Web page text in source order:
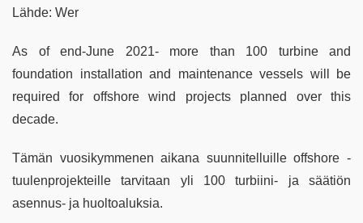
Lähde: Wer
As of end-June 2021- more than 100 turbine and
foundation installation and maintenance vessels will be
required for offshore wind projects planned over this
decade.
Tämän vuosikymmenen aikana suunnitelluille offshore -
tuulenprojekteille tarvitaan yli 100 turbiini- ja säätiön
asennus- ja huoltoaluksia.